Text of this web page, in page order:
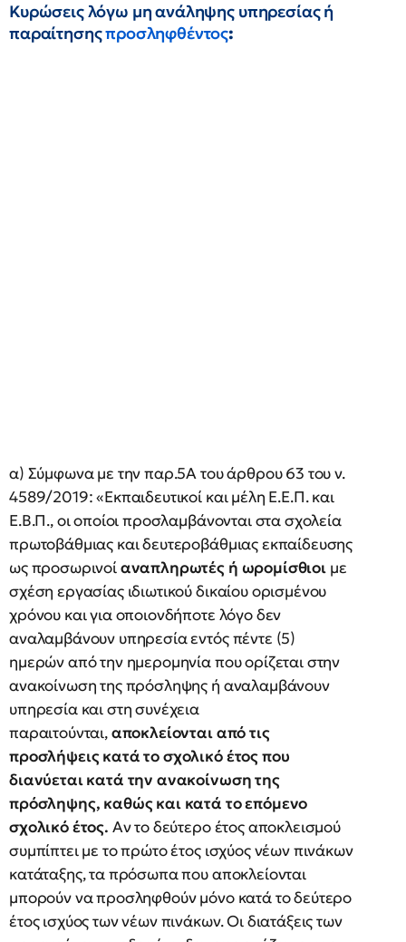
Κυρώσεις λόγω μη ανάληψης υπηρεσίας ή
παραίτησηςπροσληφθέντος:
α) Σύμφωνα με την παρ.5Α του άρθρου 63 του ν.
4589/2019: «Εκπαιδευτικοί και μέλη Ε.Ε.Π. και
Ε.Β.Π., οι οποίοι προσλαμβάνονται στα σχολεία
πρωτοβάθμιας και δευτεροβάθμιας εκπαίδευσης
ως προσωρινοίαναπληρωτές ή ωρομίσθιοι με
σχέση εργασίας ιδιωτικού δικαίου ορισμένου
χρόνου και για οποιονδήποτε λόγο δεν
αναλαμβάνουν υπηρεσία εντός πέντε (5)
ημερών από την ημερομηνία που ορίζεται στην
ανακοίνωση της πρόσληψης ή αναλαμβάνουν
υπηρεσία και στη συνέχεια
παραιτούνται,αποκλείονται από τις
προσλήψεις κατά το σχολικό έτος που
διανύεται κατά την ανακοίνωση της
πρόσληψης, καθώς και κατά το επόμενο
σχολικό έτος. Αν το δεύτερο έτος αποκλεισμού
συμπίπτει με το πρώτο έτος ισχύος νέων πινάκων
κατάταξης, τα πρόσωπα που αποκλείονται
μπορούν να προσληφθούν μόνο κατά το δεύτερο
έτος ισχύος των νέων πινάκων. Οι διατάξεις των